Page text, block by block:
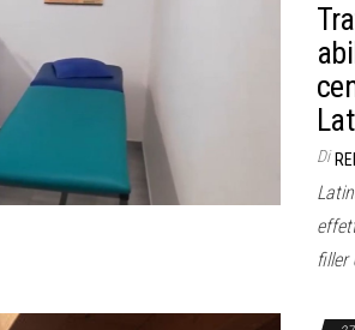
Di
filler